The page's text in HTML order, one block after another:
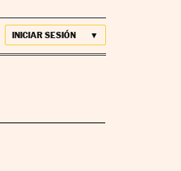
INICIAR SESIÓN